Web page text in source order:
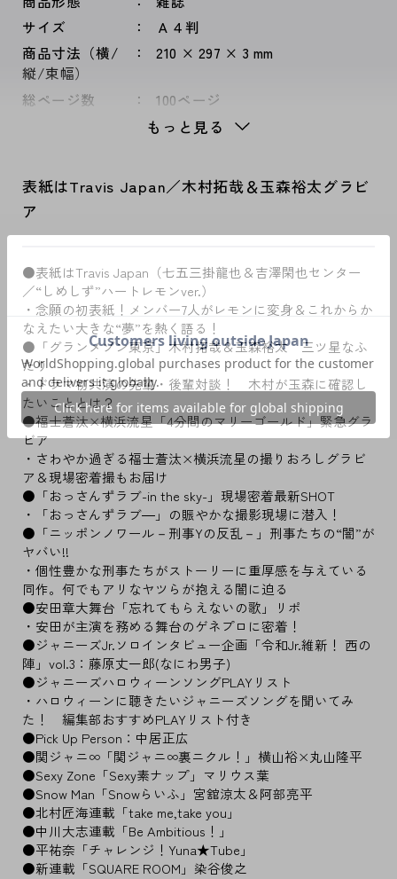
サイズ
Ａ４判
商品寸法（横/
縦/束幅）
210 × 297 × 3 mm
総ページ数 100ページ
もっと見る
表紙はTravis Japan／木村拓哉＆玉森裕太グラビ
ア
●表紙はTravis Japan（七五三掛龍也＆吉澤閑也センター
／“しめしず”ハートレモンver.）
・念願の初表紙！メンバー7人がレモンに変身＆これからか
なえたい大きな“夢”を熱く語る！
●「グランメゾン東京」木村拓哉＆玉森裕太 三ツ星なふ
たり
・ドラマ初共演の先輩・後輩対談！ 木村が玉森に確認し
たいこととは？
●福士蒼汰×横浜流星「4分間のマリーゴールド」緊急グラ
ビア
・さわやか過ぎる福士蒼汰×横浜流星の撮りおろしグラビ
ア＆現場密着撮もお届け
●「おっさんずラブ-in the sky-」現場密着最新SHOT
・「おっさんずラブ―」の賑やかな撮影現場に潜入！
●「ニッポンノワール－刑事Yの反乱－」刑事たちの“闇”が
ヤバい!!
・個性豊かな刑事たちがストーリーに重厚感を与えている
同作。何でもアリなヤツらが抱える闇に迫る
●安田章大舞台「忘れてもらえないの歌」リポ
・安田が主演を務める舞台のゲネプロに密着！
●ジャニーズJr.ソロインタビュー企画「令和Jr.維新！ 西の
陣」vol.3：藤原丈一郎(なにわ男子)
●ジャニーズハロウィーンソングPLAYリスト
・ハロウィーンに聴きたいジャニーズソングを聞いてみ
た！ 編集部おすすめPLAYリスト付き
●Pick Up Person：中居正広
●関ジャニ∞「関ジャニ∞裏ニクル！」横山裕×丸山隆平
●Sexy Zone「Sexy素ナップ」マリウス葉
●Snow Man「Snowらいふ」宮舘涼太＆阿部亮平
●北村匠海連載「take me,take you」
●中川大志連載「Be Ambitious！」
●平祐奈「チャレンジ！Yuna★Tube」
●新連載「SQUARE ROOM」染谷俊之